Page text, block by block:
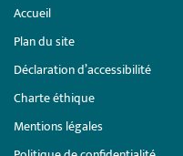
Accueil
Plan du site
Déclaration d’accessibilité
Charte éthique
Mentions légales